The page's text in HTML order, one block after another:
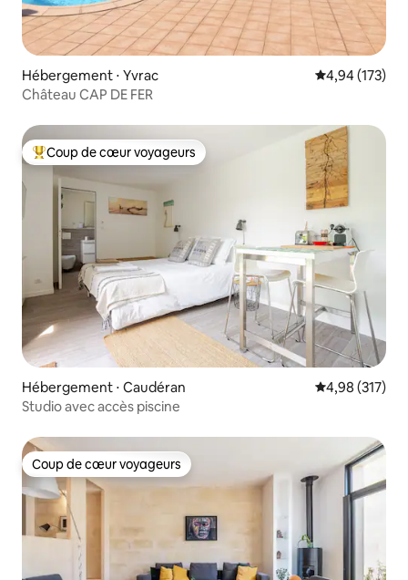
Hébergement ⋅ Yvrac Évaluation
4,94 (173)
Château CAP DE FER
Coups de cœur voyageurs les plus appréciés
Coup de cœur voyageurs
Hébergement ⋅ Caudéran Évaluation
4,98 (317)
Studio avec accès piscine
Coup de cœur voyageurs
Coup de cœur voyageurs